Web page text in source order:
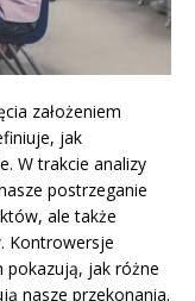
założeniem
jak
W trakcie analizy
postrzeganie
ale także
Kontrowersje
jak różne
nasze przekonania.